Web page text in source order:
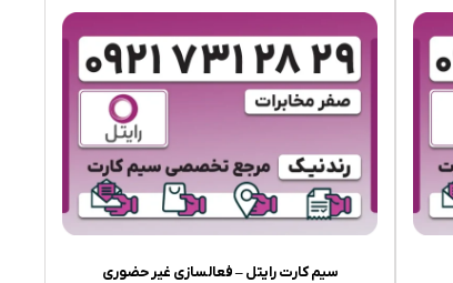
سیم کارت رایتل – فعالسازی غیر حضوری